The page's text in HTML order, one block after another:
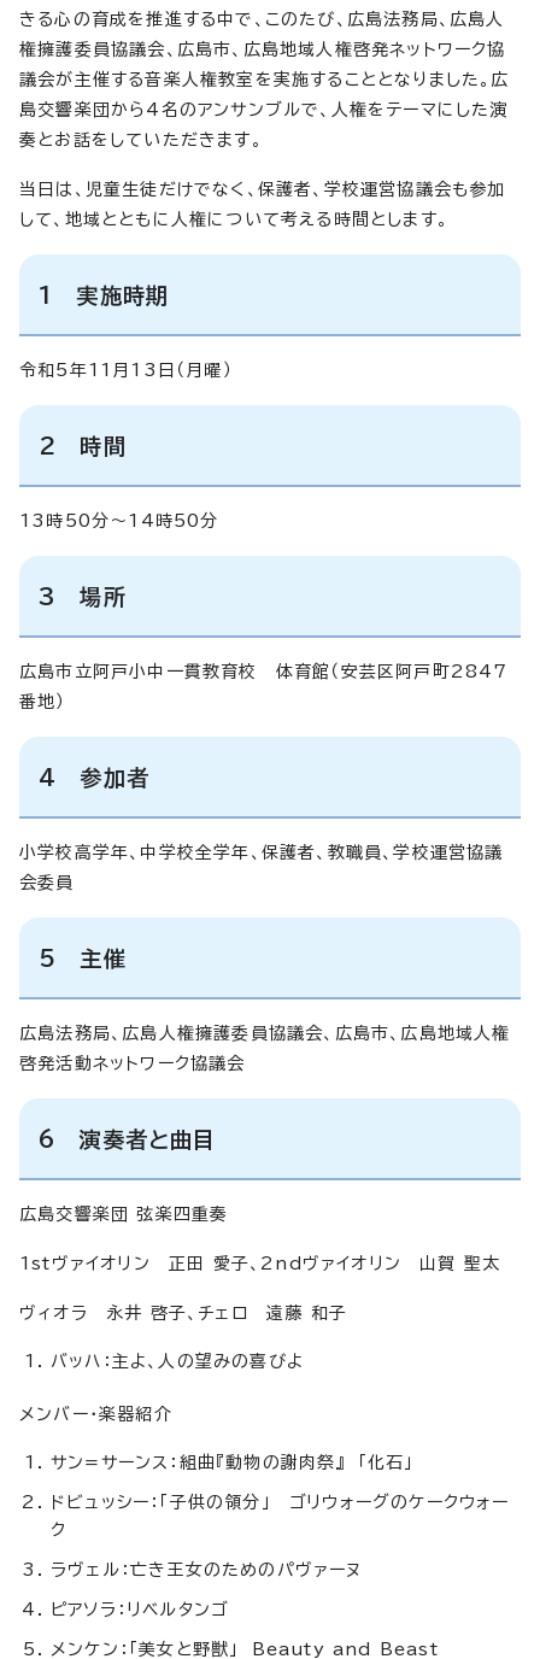
きる心の育成を推進する中で、このたび、広島法務局、広島人
権擁護委員協議会、広島市、広島地域人権啓発ネットワーク協
議会が主催する音楽人権教室を実施することとなりました。広
島交響楽団から4名のアンサンブルで、人権をテーマにした演
奏とお話をしていただきます。
当日は、児童生徒だけでなく、保護者、学校運営協議会も参加
して、地域とともに人権について考える時間とします。
1 実施時期
令和5年11月13日（月曜）
2 時間
13時50分～14時50分
3 場所
広島市立阿戸小中一貫教育校 体育館（安芸区阿戸町2847
番地）
4 参加者
小学校高学年、中学校全学年、保護者、教職員、学校運営協議
会委員
5 主催
広島法務局、広島人権擁護委員協議会、広島市、広島地域人権
啓発活動ネットワーク協議会
6 演奏者と曲目
広島交響楽団 弦楽四重奏
1stヴァイオリン 正田 愛子、2ndヴァイオリン 山賀 聖太
ヴィオラ 永井 啓子、チェロ 遠藤 和子
バッハ：主よ、人の望みの喜びよ
メンバー・楽器紹介
サン=サーンス：組曲『動物の謝肉祭』 「化石」
ドビュッシー：「子供の領分」 ゴリウォーグのケークウォー
ク
ラヴェル：亡き王女のためのパヴァーヌ
ピアソラ：リベルタンゴ
メンケン：「美女と野獣」 Beauty and Beast